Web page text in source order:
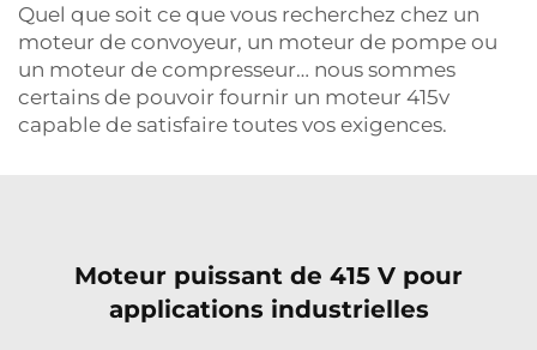
Quel que soit ce que vous recherchez chez un
moteur de convoyeur, un moteur de pompe ou
un moteur de compresseur… nous sommes
certains de pouvoir fournir un moteur 415v
capable de satisfaire toutes vos exigences.
Moteur puissant de 415 V pour
applications industrielles